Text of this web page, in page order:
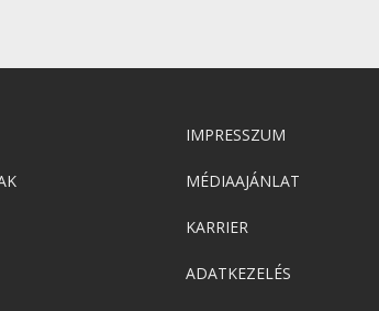
IMPRESSZUM
MÉDIAAJÁNLAT
KARRIER
ADATKEZELÉS